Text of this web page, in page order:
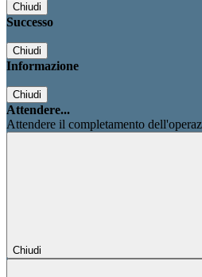
Chiudi
Successo
Chiudi
Informazione
Chiudi
Attendere...
Attendere il completamento
Chiudi